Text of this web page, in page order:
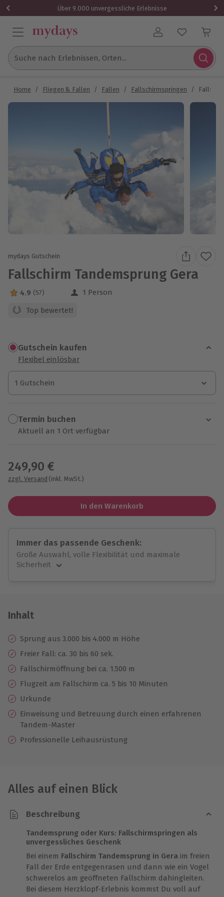
Über 9.000 unvergessliche Erlebnisse
Benutzerkonto
Suche nach Erlebnissen, Orten...
Home / Fliegen & Fallen / Fallen / Fallschirmspringen /
mydays Gutschein
Fallschirm Tandemsprung Gera
4.9 Sterne von 5 aus 57 Bewertungen
4.9 (57)
1 Person
Top bewertet!
Gutschein kaufen
Flexibel einlösbar
1 Gutschein
1 Gutschein
1 Gutschein
Termin buchen
Aktuell an 1 Ort verfügbar
249,90 €
zzgl. Versand (inkl. MwSt.)
In den Warenkorb
Immer das passende Geschenk:
Große Auswahl, volle Flexibilität und maximale
Sicherheit
Jeder Gutschein für alle Erlebnisse einlösbar.
10 Jahre gültig & verlängerbar.
Inhalt
Sprung aus 3.000 bis 4.000 m Höhe
Freier Fall: ca. 30 bis 60 sek.
Fallschirmöffnung bei ca. 1.500 m
Flugzeit am Fallschirm ca. 5 bis 10 Minuten
Urkunde
Einweisung und Betreuung durch einen erfahrenen
Tandem-Master
Professionelle Leihausrüstung
Alles auf einen Blick
Beschreibung
Tandemsprung oder Kurs: Fallschirmspringen als
unvergessliches Geschenk
Bei einem Fallschirm Tandemsprung in Gera im freien
Fall der Erde entgegenrasen und dann wie ein Vogel
schwerelos am geöffneten Fallschirm dahingleiten.
Bei diesem Herzklopf-Erlebnis kommst Du voll auf